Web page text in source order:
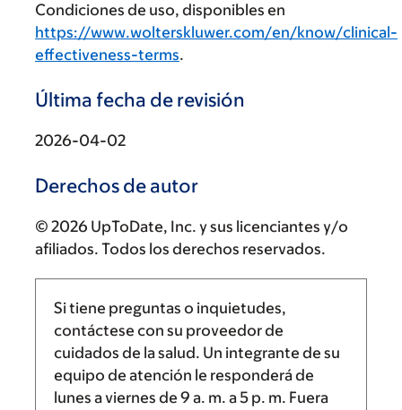
Condiciones de uso, disponibles en
https://www.wolterskluwer.com/en/know/clinical-
effectiveness-terms.
Última fecha de revisión
2026-04-02
Derechos de autor
© 2026 UpToDate, Inc. y sus licenciantes y/o
afiliados. Todos los derechos reservados.
Si tiene preguntas o inquietudes,
contáctese con su proveedor de
cuidados de la salud. Un integrante de su
equipo de atención le responderá de
lunes a viernes de 9 a. m. a5 p. m. Fuera